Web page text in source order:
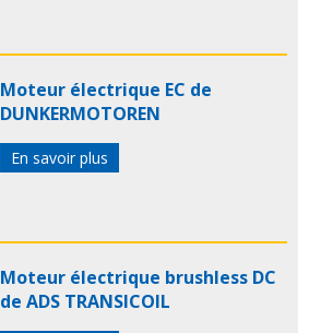
Moteur électrique EC de
DUNKERMOTOREN
En savoir plus
Moteur électrique brushless DC
de ADS TRANSICOIL